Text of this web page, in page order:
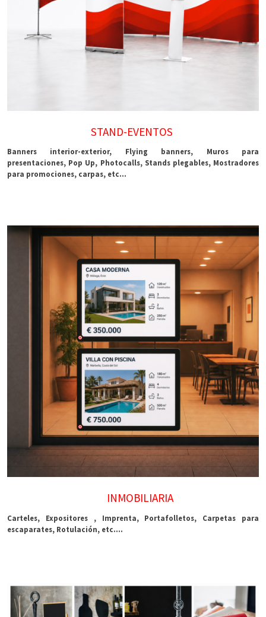
STAND-EVENTOS
Banners interior-exterior, Flying banners, Muros para
presentaciones, Pop Up, Photocalls, Stands plegables, Mostradores
para promociones, carpas, etc...
INMOBILIARIA
Carteles, Expositores , Imprenta, Portafolletos, Carpetas para
escaparates, Rotulación, etc....